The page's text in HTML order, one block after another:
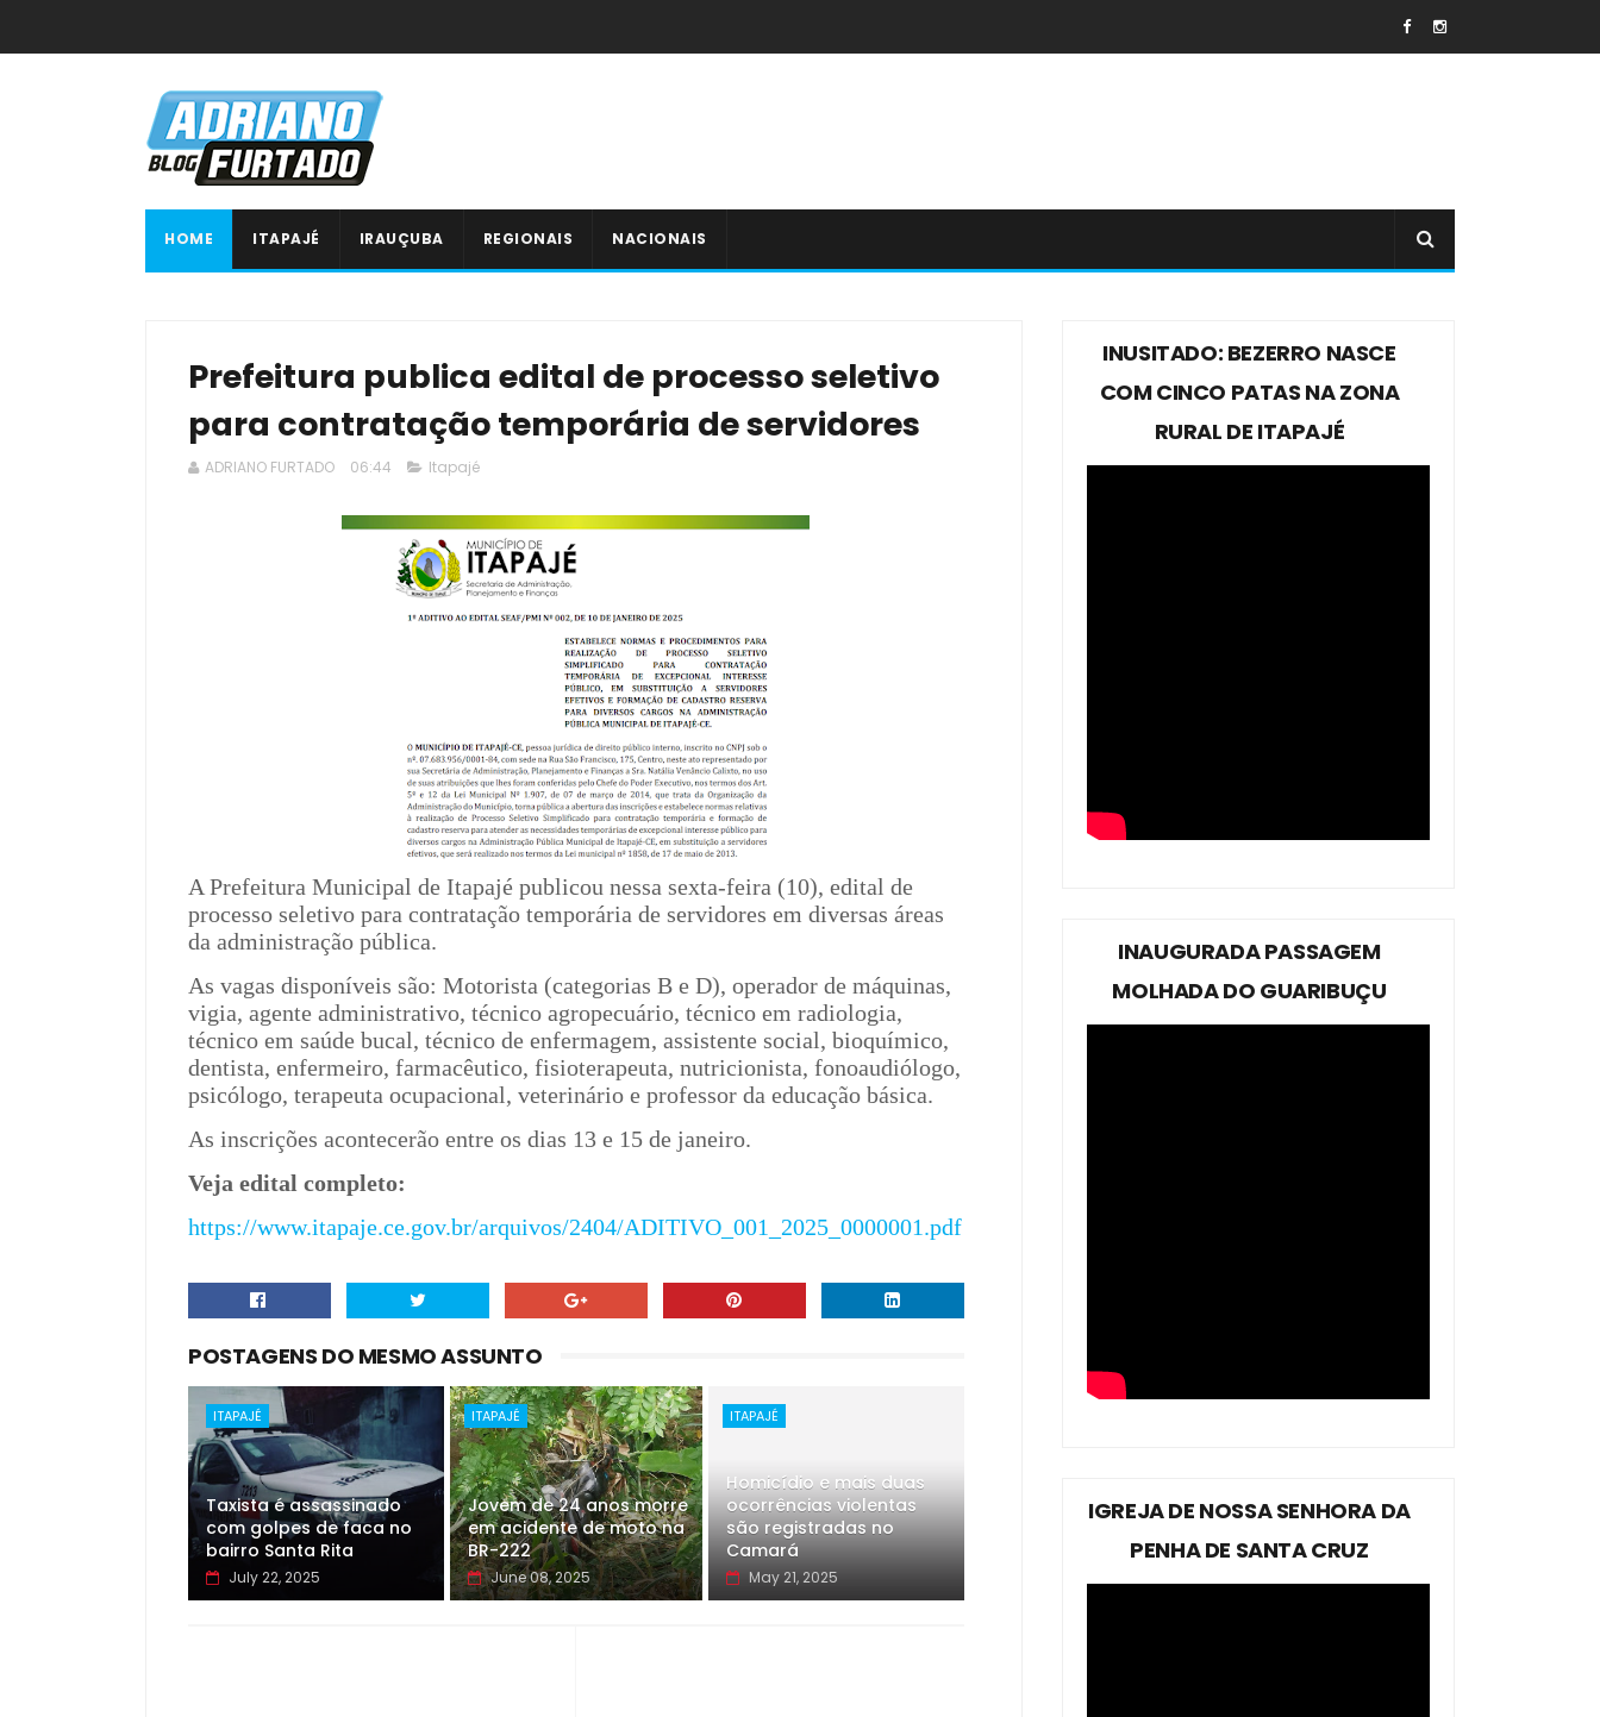
HOME ITAPAJÉ IRAUÇUBA REGIONAIS NACIONAIS
Prefeitura publica edital de processo seletivo
para contratação temporária de servidores
ADRIANO FURTADO 06:44 Itapajé
A Prefeitura Municipal de Itapajé publicou nessa sexta-feira (10), edital de
processo seletivo para contratação temporária de servidores em diversas áreas
da administração pública.
As vagas disponíveis são: Motorista (categorias B e D), operador de máquinas,
vigia, agente administrativo, técnico agropecuário, técnico em radiologia,
técnico em saúde bucal, técnico de enfermagem, assistente social, bioquímico,
dentista, enfermeiro, farmacêutico, fisioterapeuta, nutricionista, fonoaudiólogo,
psicólogo, terapeuta ocupacional, veterinário e professor da educação básica.
As inscrições acontecerão entre os dias 13 e 15 de janeiro.
Veja edital completo:
https://www.itapaje.ce.gov.br/arquivos/2404/ADITIVO_001_2025_0000001.pdf
POSTAGENS DO MESMO ASSUNTO
ITAPAJÉ
Taxista é assassinado
com golpes de faca no
bairro Santa Rita
July 22, 2025
ITAPAJÉ
Jovem de 24 anos morre
em acidente de moto na
BR-222
June 08, 2025
ITAPAJÉ
Homicídio e mais duas
ocorrências violentas
são registradas no
Camará
May 21, 2025
INUSITADO: BEZERRO NASCE
COM CINCO PATAS NA ZONA
RURAL DE ITAPAJÉ
INAUGURADA PASSAGEM
MOLHADA DO GUARIBUÇU
IGREJA DE NOSSA SENHORA DA
PENHA DE SANTA CRUZ